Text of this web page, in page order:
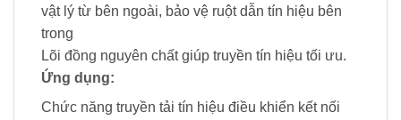
vật lý từ bên ngoài, bảo vệ ruột dẫn tín hiệu bên
trong
Lõi đồng nguyên chất giúp truyền tín hiệu tối ưu.
Ứng dụng:
Chức năng truyền tải tín hiệu điều khiển kết nối